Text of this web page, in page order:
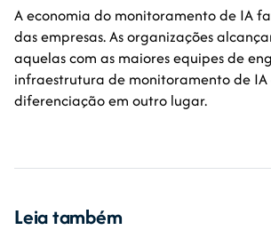
A economia do monitoramento de IA
das empresas. As organizações
aquelas com as maiores equipes de
infraestrutura de monitoramento de
diferenciação em outro lugar.
Leia também